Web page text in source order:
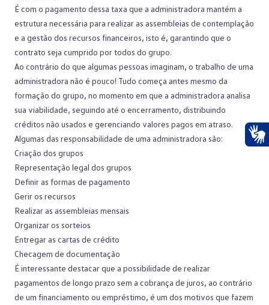
É com o pagamento dessa taxa que a administradora mantém a
estrutura necessária para realizar as assembleias de contemplação
e a gestão dos recursos financeiros, isto é, garantindo que o
contrato seja cumprido por todos do grupo.
Ao contrário do que algumas pessoas imaginam, o trabalho de uma
administradora não é pouco! Tudo começa antes mesmo da
formação do grupo, no momento em que a administradora analisa
sua viabilidade, seguindo até o encerramento, distribuindo
créditos não usados e gerenciando valores pagos em atraso.
Algumas das responsabilidade de uma administradora são:
Criação dos grupos
Representação legal dos grupos
Definir as formas de pagamento
Gerir os recursos
Realizar as assembleias mensais
Organizar os sorteios
Entregar as cartas de crédito
Checagem de documentação
É interessante destacar que a possibilidade de realizar
pagamentos de longo prazo sem a cobrança de juros, ao contrário
de um financiamento ou empréstimo, é um dos motivos que fazem